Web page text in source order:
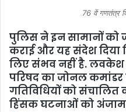
76 वें गणतंत्र
पुलिस ने इन सामानों को
कराई और यह संदेश
लिए संभव नहीं है.
परिषद का जोनल
गतिविधियों को
हिंसक घटनाओं को अंजाम